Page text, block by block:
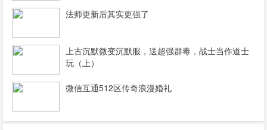
法师更新后其实更强了
上古沉默微变沉默服，送超强群毒，战士当作道士
玩（上）
微信互通512区传奇浪漫婚礼